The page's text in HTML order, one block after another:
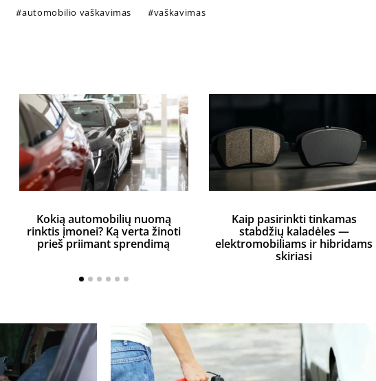
automobilio vaškavimas vaškavimas
Kokią automobilių nuomą
rinktis įmonei? Ką verta žinoti
prieš priimant sprendimą
Kaip pasirinkti tinkamas
stabdžių kaladėles —
elektromobiliams ir hibridams
skiriasi